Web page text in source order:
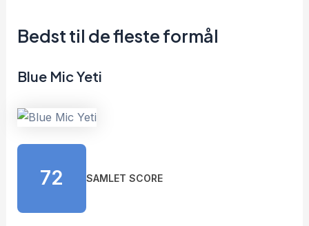
Bedst til de fleste formål
Blue Mic Yeti
72 SAMLET SCORE